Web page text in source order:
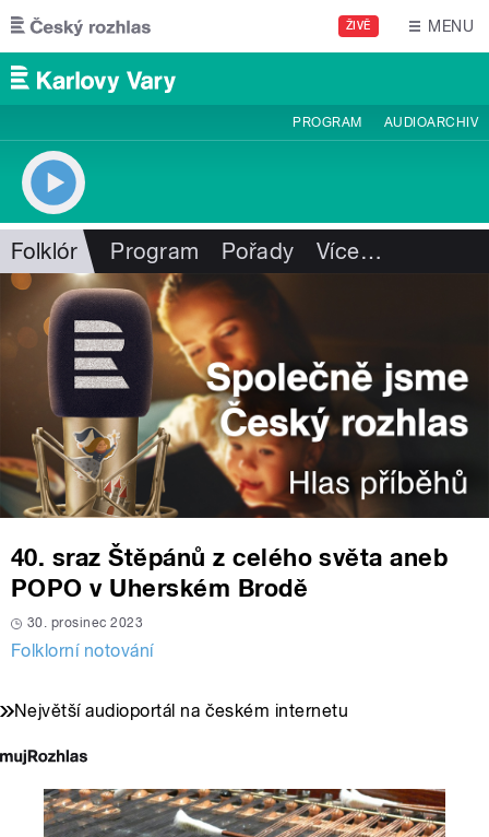
Přejít k hlavnímu obsahu
ŽIVĚ MENU
PROGRAM AUDIOARCHIV
Folklór Program Pořady Více…
40. sraz Štěpánů z celého světa aneb
POPO v Uherském Brodě
30. prosinec 2023
Folklorní notování
Největší audioportál na českém internetu